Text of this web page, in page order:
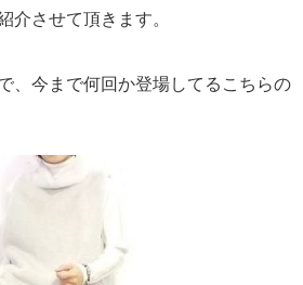
介させて頂きます。
、今まで何回か登場してるこちらの